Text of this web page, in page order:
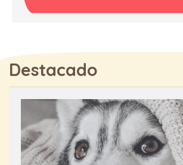
Destacado